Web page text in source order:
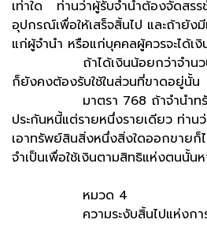
เท่าใด ท่านว่าผู้รับจำนำต้องจัดสรร
อุปกรณ์เพื่อให้เสร็จสิ้นไป และถ้ายัง
แก่ผู้จำนำ หรือแก่บุคคลผู้ควรจะได้เ
ถ้าได้เงินน้อยกว่าจำนวนค้
ก็ยังคงต้องรับใช้ในส่วนที่ขาดอยู่นั้น
มาตรา 768 ถ้าจำนำทรัพ
ประกันหนี้แต่รายหนึ่งรายเดียว ท่านว่
เอาทรัพย์สินสิ่งหนึ่งสิ่งใดออกขายก็
จำเป็นเพื่อใช้เงินตามสิทธิแห่งตนนั้นห
หมวด 4
ความระงับสิ้นไปแห่งการ